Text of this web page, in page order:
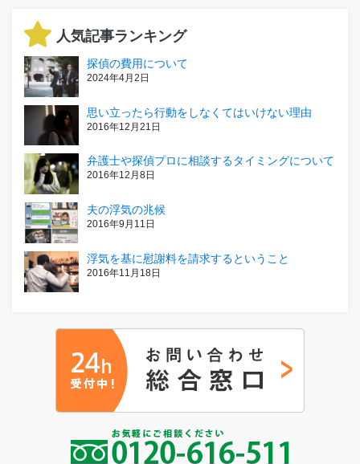
人気記事ランキング
探偵の費用について
2024年4月2日
思い立ったら行動をしなくてはいけない理由
2016年12月21日
弁護士や探偵プロに相談するタイミングについて
2016年12月8日
夫の浮気の兆候
2016年9月11日
浮気を基に慰謝料を請求するということ
2016年11月18日